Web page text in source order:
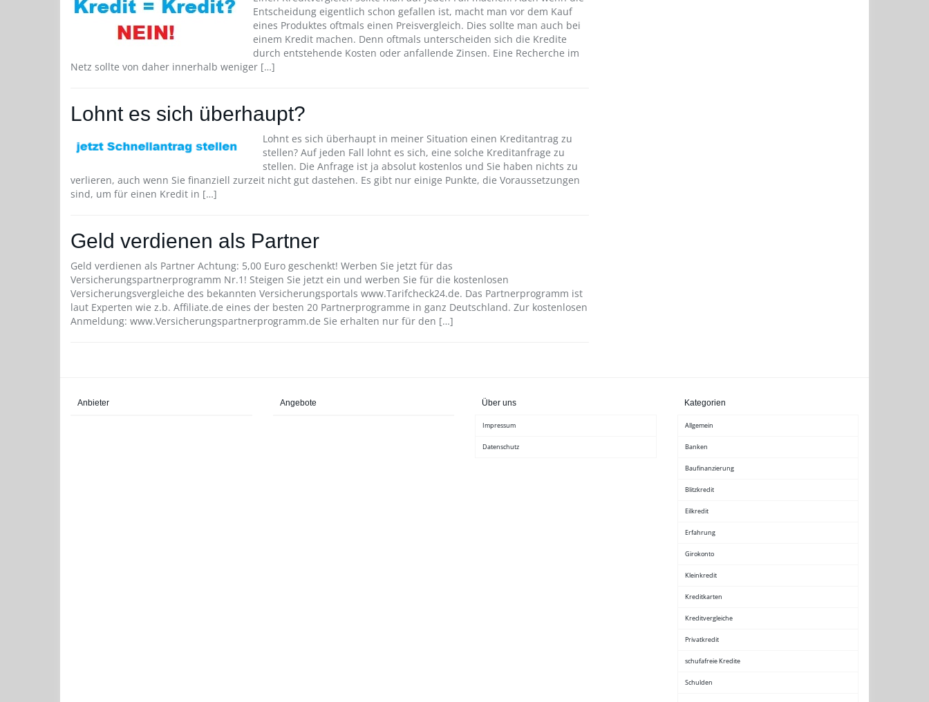
Entscheidung eigentlich schon gefallen ist, macht man vor dem Kauf
eines Produktes oftmals einen Preisvergleich. Dies sollte man auch bei
einem Kredit machen. Denn oftmals unterscheiden sich die Kredite
durch entstehende Kosten oder anfallende Zinsen. Eine Recherche im
Netz sollte von daher innerhalb weniger […]
Lohnt es sich überhaupt?
Lohnt es sich überhaupt in meiner Situation einen Kreditantrag zu
stellen? Auf jeden Fall lohnt es sich, eine solche Kreditanfrage zu
stellen. Die Anfrage ist ja absolut kostenlos und Sie haben nichts zu
verlieren, auch wenn Sie finanziell zurzeit nicht gut dastehen. Es gibt nur einige Punkte, die Voraussetzungen
sind, um für einen Kredit in […]
Geld verdienen als Partner
Geld verdienen als Partner Achtung: 5,00 Euro geschenkt! Werben Sie jetzt für das
Versicherungspartnerprogramm Nr.1! Steigen Sie jetzt ein und werben Sie für die kostenlosen
Versicherungsvergleiche des bekannten Versicherungsportals www.Tarifcheck24.de. Das Partnerprogramm ist
laut Experten wie z.b. Affiliate.de eines der besten 20 Partnerprogramme in ganz Deutschland. Zur kostenlosen
Anmeldung: www.Versicherungspartnerprogramm.de Sie erhalten nur für den […]
Anbieter Angebote Über uns
Impressum
Datenschutz
Kategorien
Allgemein
Banken
Baufinanzierung
Blitzkredit
Eilkredit
Erfahrung
Girokonto
Kleinkredit
Kreditkarten
Kreditvergleiche
Privatkredit
schufafreie Kredite
Schulden